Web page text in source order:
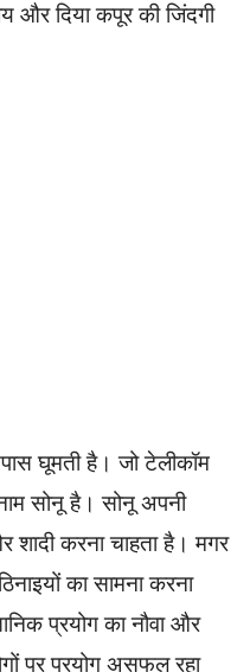
और दिया कपूर की जिंदगी
घूमती है। जो टेलीकॉम
सोनू है। सोनू अपनी
करना चाहता है। मगर
का सामना करना
प्रयोग का नौवा और
पर प्रयोग असफल रहा